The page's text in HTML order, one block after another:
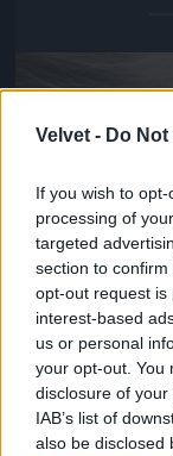
Velvet - Do
If you wish to
processing of
targeted
section to
opt-out request is
interest-based
us or personal
your opt-out. You
disclosure of
IAB’s list of
also be disclosed
Az esetlejes
korrigálni